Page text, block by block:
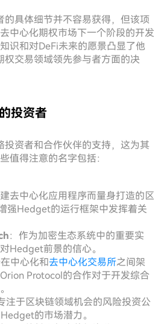
具体细节并不容易获得，但该项
中心化期权市场下一个阶段的开发
识和对DeFi未来的愿景凸显了他
交易领域领先参与者方面的决
投资者
资者和合作伙伴的支持，这为其
值得注意的名字包括：
去中心化应用程序而量身打造的区
强Hedget的运行框架中发挥着关
：作为加密生态系统中的重要实
Hedget前景的信心。
中心化和去中心化交易所之间架
Protocol的合作对于开发综合
注于区块链领域机会的风险投资公
的市场潜力。